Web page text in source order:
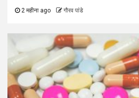
2 महीना ago गौरव पांडे